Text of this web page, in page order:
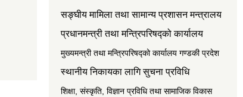
सङ्‍घीय मामिला तथा सामान्य प्रशासन मन्त्रालय
प्रधानमन्त्री तथा मन्त्रिपरिषद्को कार्यालय
मुख्यमन्त्री तथा मन्त्रिपरिषद्को कार्यालय गण्डकी प्रदेश
स्थानीय निकायका लागि सुचना प्रविधि
शिक्षा, संस्कृति, विज्ञान प्रविधि तथा सामाजिक विकास